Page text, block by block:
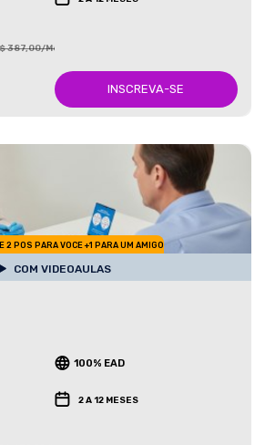
387,00/Mês
INSCREVA-SE
2 POS PARA VOCE +1 PARA UM AMIGO
COM VIDEOAULAS
100% EAD
2 A 12 MESES